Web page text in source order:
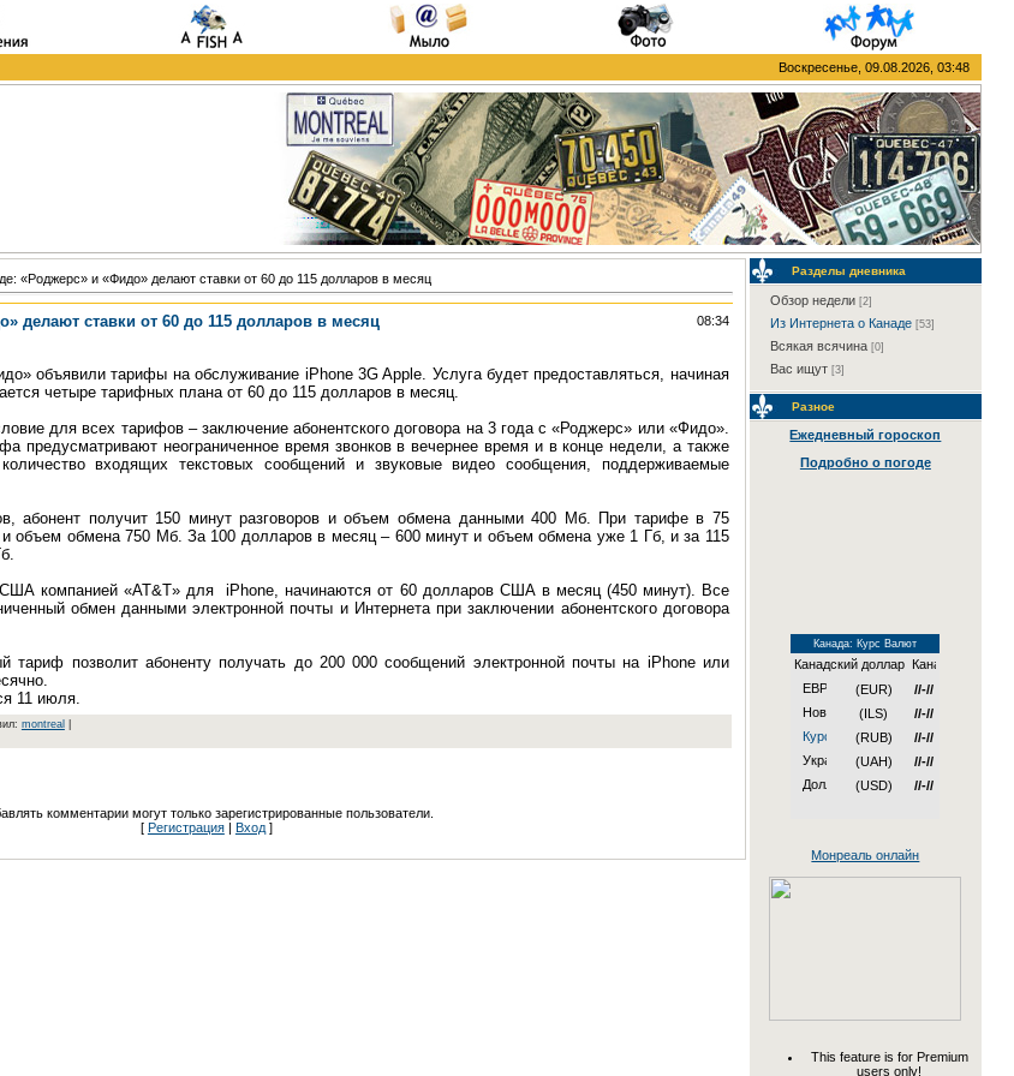
Воскресенье, 09.08.2026, 03:48
«Роджерс» и «Фидо» делают ставки от 60 до 115 долларов в месяц
делают ставки от 60 до 115 долларов в месяц 08:34
объявили тарифы на обслуживание iPhone 3G Apple. Услуга будет предоставляться, начиная
четыре тарифных плана от 60 до 115 долларов в месяц.
для всех тарифов – заключение абонентского договора на 3 года с «Роджерс» или «Фидо».
предусматривают неограниченное время звонков в вечернее время и в конце недели, а также
количество входящих текстовых сообщений и звуковые видео сообщения, поддерживаемые
абонент получит 150 минут разговоров и объем обмена данными 400 Мб. При тарифе в 75
и объем обмена 750 Мб. За 100 долларов в месяц – 600 минут и объем обмена уже 1 Гб, и за 115
компанией «AT&T» для iPhone, начинаются от 60 долларов США в месяц (450 минут). Все
обмен данными электронной почты и Интернета при заключении абонентского договора
позволит абоненту получать до 200 000 сообщений электронной почты на iPhone или
11 июля.
montreal
комментарии могут только зарегистрированные пользователи.
[ Регистрация| Вход]
Разделы дневника
Обзор недели [2]
Из Интернета о Канаде [53]
Всякая всячина [0]
Вас ищут [3]
Разное
Ежедневный гороскоп
Подробно о погоде
Канада: Курс Валют
Канадский доллар
(EUR)
//-//
(ILS)
//-//
(RUB)
//-//
(UAH)
//-//
(USD)
//-//
Монреаль онлайн
This feature is for Premium
users only!